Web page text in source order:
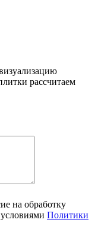
рассчитаем
на обработку
Политики